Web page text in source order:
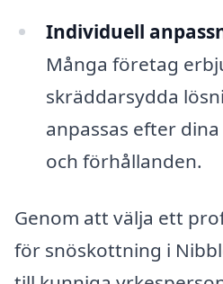
Individuell
Många företag
skräddarsydda
anpassas efter
och förhållanden.
Genom att välja ett
för snöskottning i